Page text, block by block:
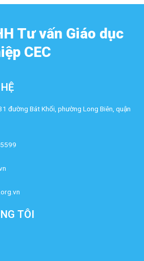
Tư vấn Giáo dục
CEC
đường Bát Khối, phường Long Biên, quận
TÔI